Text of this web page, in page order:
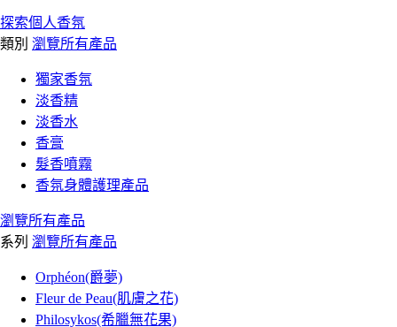
探索個人香氛
類別 瀏覽所有產品
獨家香氛
淡香精
淡香水
香膏
髮香噴霧
香氛身體護理產品
瀏覽所有產品
系列 瀏覽所有產品
Orphéon(爵夢)
Fleur de Peau(肌膚之花)
Philosykos(希臘無花果)